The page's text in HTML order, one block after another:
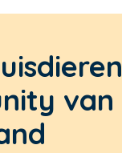
van